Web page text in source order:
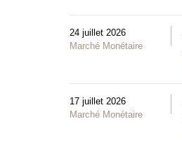
24 juillet 2026
Marché Monétaire
17 juillet 2026
Marché Monétaire